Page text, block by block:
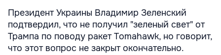
Президент Украины Владимир Зеленский
подтвердил, что не получил "зеленый свет" от
Трампа по поводу ракет Tomahawk, но говорит,
что этот вопрос не закрыт окончательно.